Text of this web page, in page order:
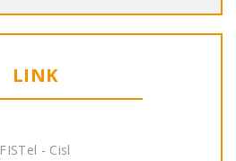
LINK
FISTel - Cisl